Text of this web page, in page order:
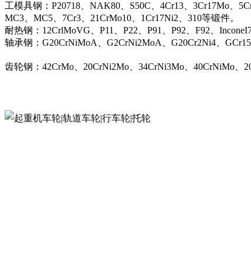
工模具钢：P20718、NAK80、S50C、4Cr13、3Cr17Mo、
MC3、MC5、7Cr3、21CrMo10、1Cr17Ni2、310等锻件。
耐热钢：12CrlMoVG、P11、P22、P91、P92、F92、
轴承钢：G20CrNiMoA、G2CrNi2MoA、G20Cr2Ni4、
齿轮钢：42CrMo、20CrNi2Mo、34CrNi3Mo、40CrNiMo、